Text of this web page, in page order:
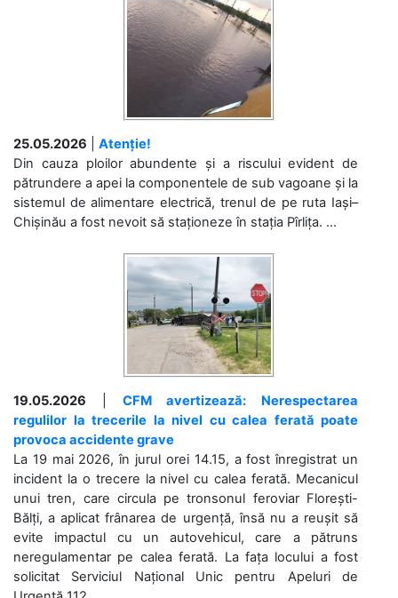
25.05.2026
Atenție!
Din cauza ploilor abundente și a riscului evident de
pătrundere a apei la componentele de sub vagoane și la
sistemul de alimentare electrică, trenul de pe ruta Iași–
Chișinău a fost nevoit să staționeze în stația Pîrlița. ...
19.05.2026
CFM avertizează: Nerespectarea
regulilor la trecerile la nivel cu calea ferată poate
provoca accidente grave
La 19 mai 2026, în jurul orei 14.15, a fost înregistrat un
incident la o trecere la nivel cu calea ferată. Mecanicul
unui tren, care circula pe tronsonul feroviar Florești-
Bălți, a aplicat frânarea de urgență, însă nu a reușit să
evite impactul cu un autovehicul, care a pătruns
neregulamentar pe calea ferată. La fața locului a fost
solicitat Serviciul Național Unic pentru Apeluri de